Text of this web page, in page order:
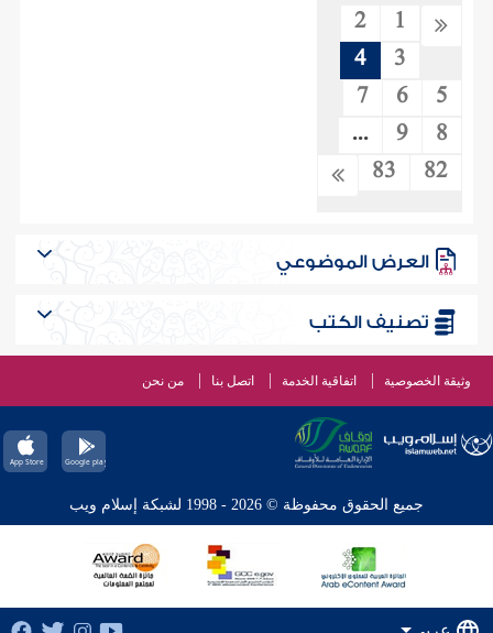
1
2
3
4
5
6
7
8
9
...
82
83
العرض الموضوعي
تصنيف الكتب
وثيقة الخصوصية اتفاقية الخدمة اتصل بنا من نحن
جميع الحقوق محفوظة © 2026 - 1998 لشبكة إسلام ويب